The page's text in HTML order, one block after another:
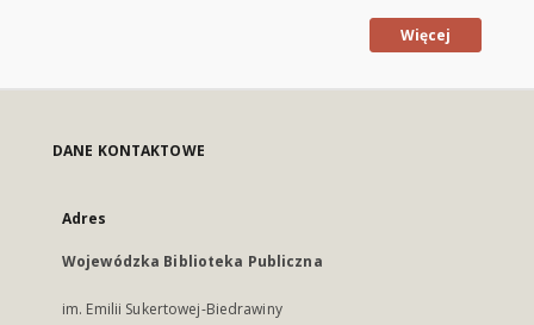
Więcej
DANE KONTAKTOWE
Adres
Wojewódzka Biblioteka Publiczna
im. Emilii Sukertowej-Biedrawiny